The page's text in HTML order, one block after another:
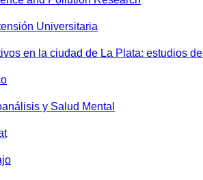
Universitaria
en la ciudad de La Plata: estudios
y Salud Mental